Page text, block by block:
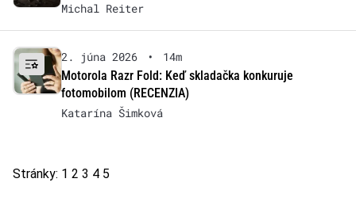
Michal Reiter
2. júna 2026 •
14m
Motorola Razr Fold: Keď skladačka konkuruje
fotomobilom (RECENZIA)
Katarína Šimková
Stránky: 1 2 3 4 5